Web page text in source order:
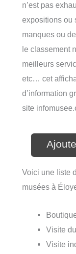
n’est pas
expositions ou
manques ou
le classement
meilleurs
etc… cet
d’information
site
Voici une liste
musées à
Visite
Visite